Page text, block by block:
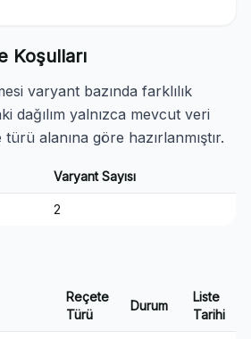
Koşulları
varyant bazında farklılık
dağılım yalnızca mevcut veri
alanına göre hazırlanmıştır.
Varyant Sayısı
2
Reçete
Türü
Durum
Liste
Tarihi